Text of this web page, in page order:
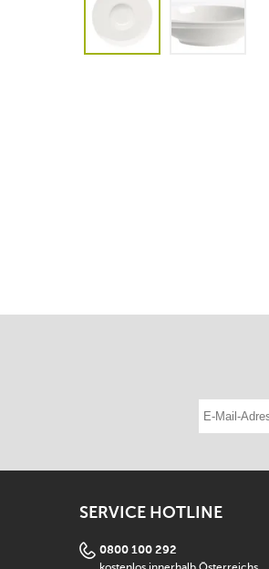
E-Mail-
SERVICE HOTLINE
0800 100 292